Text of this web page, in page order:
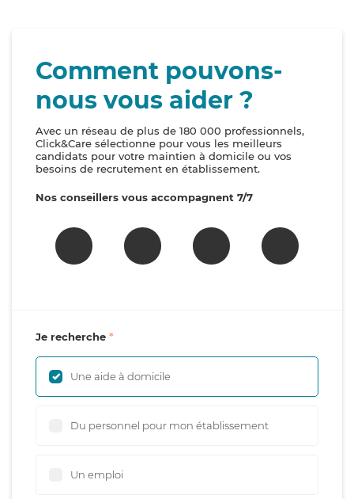
Comment pouvons-
nous vous aider ?
Avec un réseau de plus de 180 000 professionnels,
Click&Care sélectionne pour vous les meilleurs
candidats pour votre maintien à domicile ou vos
besoins de recrutement en établissement.
Nos conseillers vous accompagnent 7/7
Je recherche
Une aide à domicile
Du personnel pour mon établissement
Un emploi